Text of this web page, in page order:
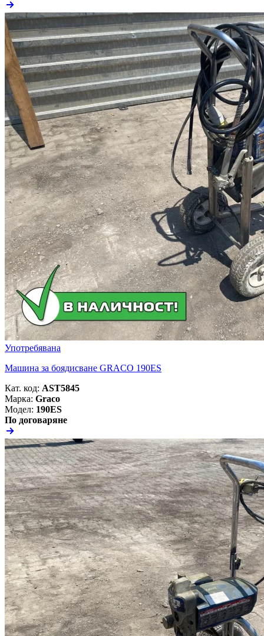
Употребявана
Машина за боядисване GRACO 190ES
Кат. код: AST5845
Марка: Graco
Модел: 190ES
По договаряне